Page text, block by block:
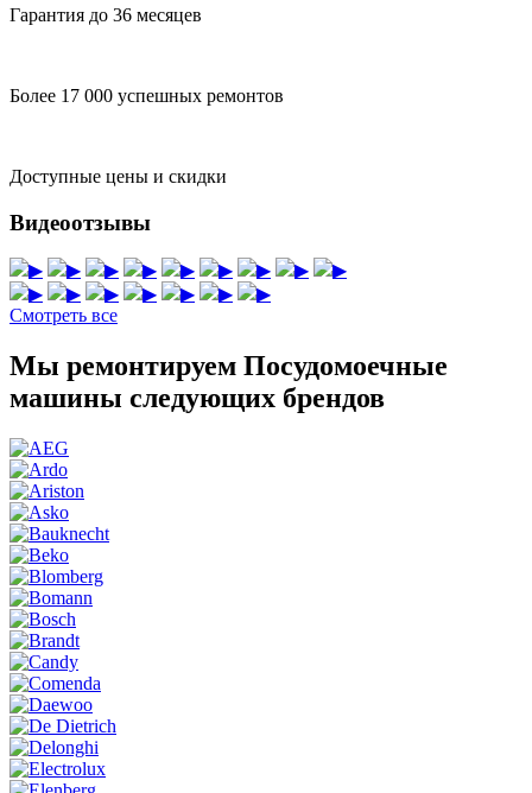
Гарантия до 36 месяцев
Более 17 000 успешных ремонтов
Доступные цены и скидки
Видеоотзывы
▶ ▶ ▶ ▶ ▶ ▶ ▶ ▶
▶
▶
▶ ▶ ▶ ▶ ▶
▶
Смотреть все
Мы ремонтируем Посудомоечные
машины следующих брендов